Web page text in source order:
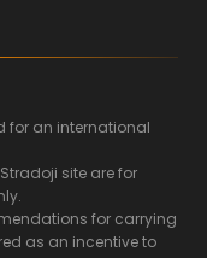
for an international
site are for
for carrying
as an incentive to